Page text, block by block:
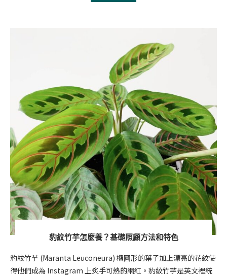
豹紋竹芋怎麼養？基礎照顧方法和特色
豹紋竹芋 (Maranta Leuconeura) 橢圓形的葉子加上漂亮的花紋使
得他們成為 Instagram 上炙手可熱的網紅。豹紋竹芋是英文裡統